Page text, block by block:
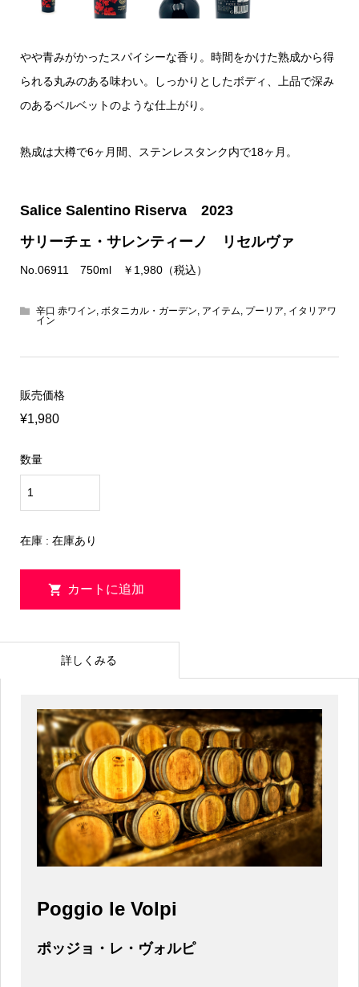
やや青みがかったスパイシーな香り。時間をかけた熟成から得
られる丸みのある味わい。しっかりとしたボディ、上品で深み
のあるベルベットのような仕上がり。
熟成は大樽で6ヶ月間、ステンレスタンク内で18ヶ月。
Salice Salentino Riserva 2023
サリーチェ・サレンティーノ リセルヴァ
No.06911 750ml ￥1,980（税込）
辛口 赤ワイン ボタニカル・ガーデン アイテム プーリア イタリアワ
イン
販売価格
¥1,980
数量
在庫 : 在庫あり
詳しくみる
Poggio le Volpi
ポッジョ・レ・ヴォルピ